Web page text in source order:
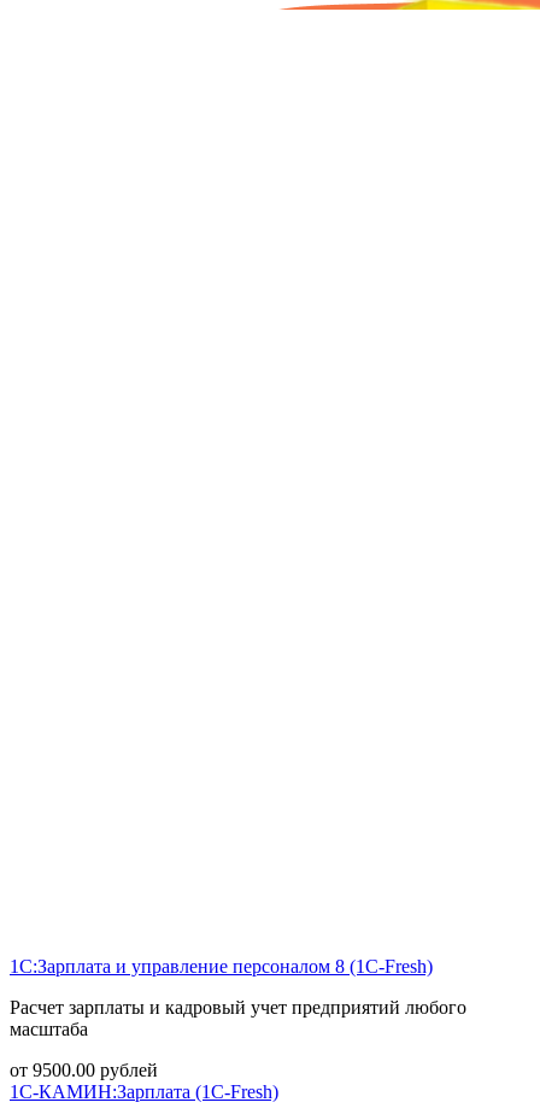
1С:Зарплата и управление персоналом 8 (1С-Fresh)
Расчет зарплаты и кадровый учет предприятий любого
масштаба
от 9500.00 рублей
1С-КАМИН:Зарплата (1С-Fresh)